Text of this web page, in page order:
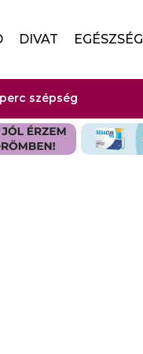
DIVAT EGÉSZSÉG
szépség